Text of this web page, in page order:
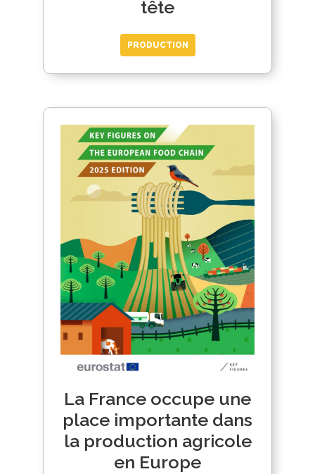
tête
PRODUCTION
La France occupe une
place importante dans
la production agricole
en Europe